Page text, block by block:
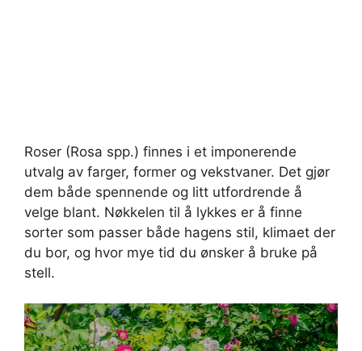
Roser (Rosa spp.) finnes i et imponerende
utvalg av farger, former og vekstvaner. Det gjør
dem både spennende og litt utfordrende å
velge blant. Nøkkelen til å lykkes er å finne
sorter som passer både hagens stil, klimaet der
du bor, og hvor mye tid du ønsker å bruke på
stell.